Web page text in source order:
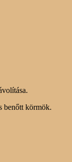
benőtt körmök.